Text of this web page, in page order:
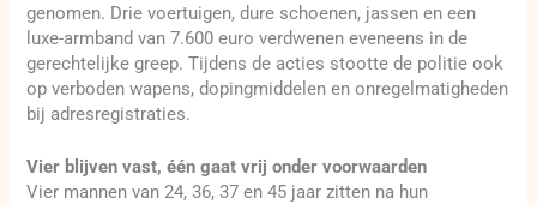
genomen. Drie voertuigen, dure schoenen, jassen en een
luxe-armband van 7.600 euro verdwenen eveneens in de
gerechtelijke greep. Tijdens de acties stootte de politie ook
op verboden wapens, dopingmiddelen en onregelmatigheden
bij adresregistraties.
Vier blijven vast, één gaat vrij onder voorwaarden
Vier mannen van 24, 36, 37 en 45 jaar zitten na hun